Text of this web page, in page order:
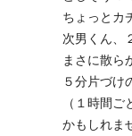
ちょっとカ
次男くん、
まさに散ら
５分片づけ
（１時間
かもしれま